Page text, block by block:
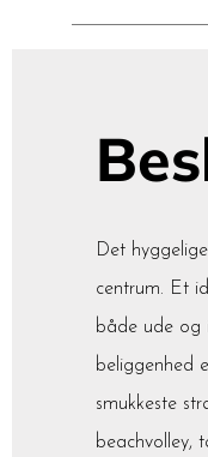
Det
centrum. Et
både ude og
beliggenhed
smukkeste
beachvolley,